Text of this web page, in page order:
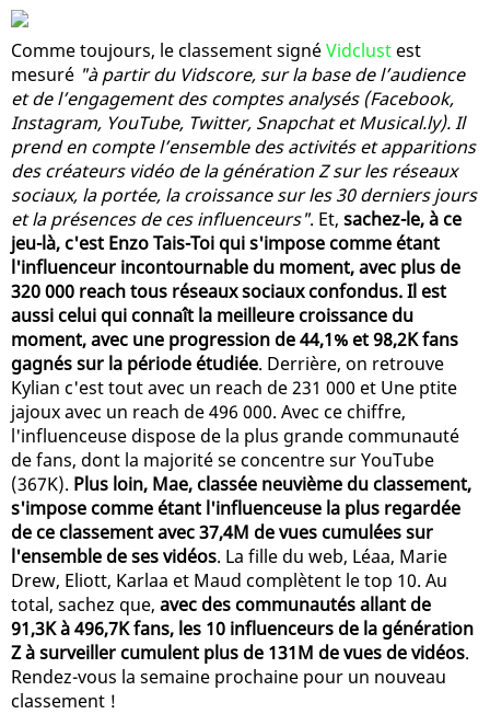
Comme toujours, le classement signéVidclust est
mesuré "à partir du Vidscore, sur la base de l’audience
et de l’engagement des comptes analysés (Facebook,
Instagram, YouTube, Twitter, Snapchat et Musical.ly). Il
prend en compte l’ensemble des activités et apparitions
des créateurs vidéo de la génération Z sur les réseaux
sociaux, la portée, la croissance sur les 30 derniers jours
et la présences de ces influenceurs". Et, sachez-le, à ce
jeu-là, c'est Enzo Tais-Toi qui s'impose comme étant
l'influenceur incontournable du moment, avec plus de
320 000 reach tous réseaux sociaux confondus. Il est
aussi celui qui connaît la meilleure croissance du
moment, avec une progression de 44,1% et 98,2K fans
gagnés sur la période étudiée. Derrière, on retrouve
Kylian c'est tout avec un reach de 231 000 et Une ptite
jajoux avec un reach de 496 000. Avec ce chiffre,
l'influenceuse dispose de la plus grande communauté
de fans, dont la majorité se concentre sur YouTube
(367K). Plus loin, Mae, classée neuvième du classement,
s'impose comme étant l'influenceuse la plus regardée
de ce classement avec 37,4M de vues cumulées sur
l'ensemble de ses vidéos. La fille du web, Léaa, Marie
Drew, Eliott, Karlaa et Maud complètent le top 10. Au
total, sachez que, avec des communautés allant de
91,3K à 496,7K fans, les 10 influenceurs de la génération
Z à surveiller cumulent plus de 131M de vues de vidéos.
Rendez-vous la semaine prochaine pour un nouveau
classement !